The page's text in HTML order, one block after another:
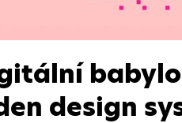
design